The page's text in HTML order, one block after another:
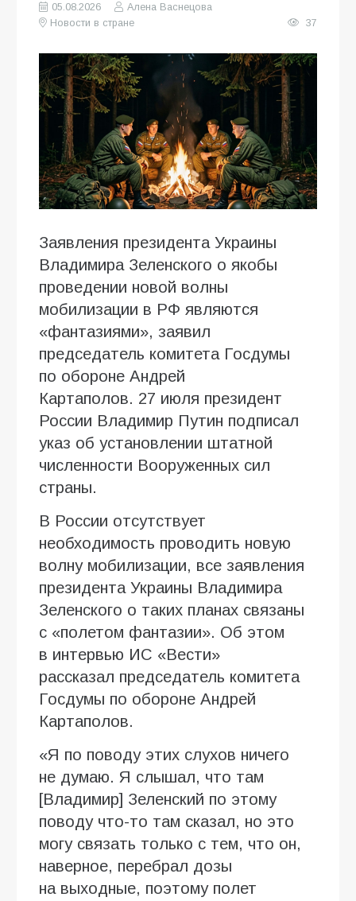
05.08.2026
Алена Васнецова
Новости в стране
37
Заявления президента Украины
Владимира Зеленского о якобы
проведении новой волны
мобилизации в РФ являются
«фантазиями», заявил
председатель комитета Госдумы
по обороне Андрей
Картаполов. 27 июля президент
России Владимир Путин подписал
указ об установлении штатной
численности Вооруженных сил
страны.
В России отсутствует
необходимость проводить новую
волну мобилизации, все заявления
президента Украины Владимира
Зеленского о таких планах связаны
с «полетом фантазии». Об этом
в интервью ИC «Вести»
рассказал председатель комитета
Госдумы по обороне Андрей
Картаполов.
«Я по поводу этих слухов ничего
не думаю. Я слышал, что там
[Владимир] Зеленский по этому
поводу что-то там сказал, но это
могу связать только с тем, что он,
наверное, перебрал дозы
на выходные, поэтому полет